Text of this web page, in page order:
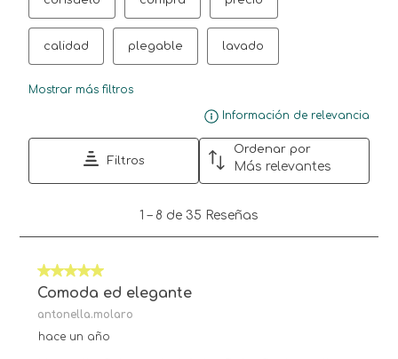
calidad plegable lavado
Mostrar más filtros
Información de relevancia
Filtros
Ordenar por
Más relevantes
8
Reseñas.
1 – 8 de 35 Reseñas
5 de 5 estrellas.
Comoda ed elegante
antonella.molaro
hace un año